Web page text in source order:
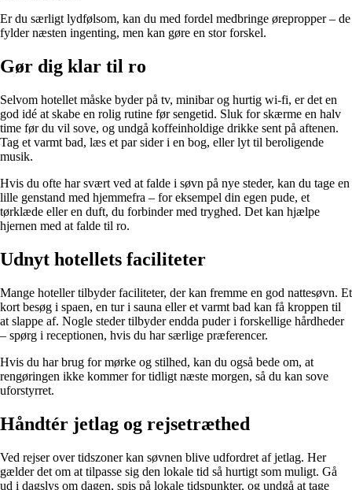
Er du særligt lydfølsom, kan du med fordel medbringe ørepropper – de
fylder næsten ingenting, men kan gøre en stor forskel.
Gør dig klar til ro
Selvom hotellet måske byder på tv, minibar og hurtig wi-fi, er det en
god idé at skabe en rolig rutine før sengetid. Sluk for skærme en halv
time før du vil sove, og undgå koffeinholdige drikke sent på aftenen.
Tag et varmt bad, læs et par sider i en bog, eller lyt til beroligende
musik.
Hvis du ofte har svært ved at falde i søvn på nye steder, kan du tage en
lille genstand med hjemmefra – for eksempel din egen pude, et
tørklæde eller en duft, du forbinder med tryghed. Det kan hjælpe
hjernen med at falde til ro.
Udnyt hotellets faciliteter
Mange hoteller tilbyder faciliteter, der kan fremme en god nattesøvn. Et
kort besøg i spaen, en tur i sauna eller et varmt bad kan få kroppen til
at slappe af. Nogle steder tilbyder endda puder i forskellige hårdheder
– spørg i receptionen, hvis du har særlige præferencer.
Hvis du har brug for mørke og stilhed, kan du også bede om, at
rengøringen ikke kommer for tidligt næste morgen, så du kan sove
uforstyrret.
Håndtér jetlag og rejsetræthed
Ved rejser over tidszoner kan søvnen blive udfordret af jetlag. Her
gælder det om at tilpasse sig den lokale tid så hurtigt som muligt. Gå
ud i dagslys om dagen, spis på lokale tidspunkter, og undgå at tage